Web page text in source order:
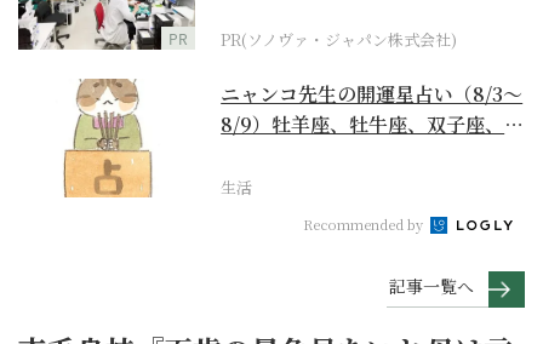
PR PR(ソノヴァ・ジャパン株式会社)
ニャンコ先生の開運星占い（8/3～
8/9）牡羊座、牡牛座、双子座、蟹
生活
Recommended by
記事一覧へ